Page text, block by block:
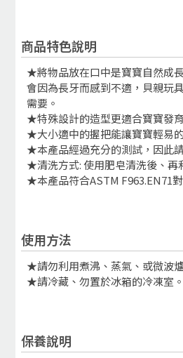
商品特色說明
★將物品放在口中是寶寶自然成
會因為長牙而感到不適，貝親
需要。
★特殊設計的造型更適合寶寶發
★大小適中的握把能讓寶寶輕易
★本產品經過充分的測試，因此
★清洗方式: 使用肥皂清洗後、再
★本產品符合ASTM F963.EN71
使用方法
★請勿利用煮沸、蒸氣、或微波
★請冷藏、勿置於冰箱的冷凍室。
保養說明